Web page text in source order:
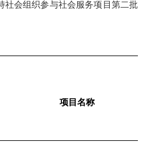
社会组织参与社会服务项目第二批
项目名称